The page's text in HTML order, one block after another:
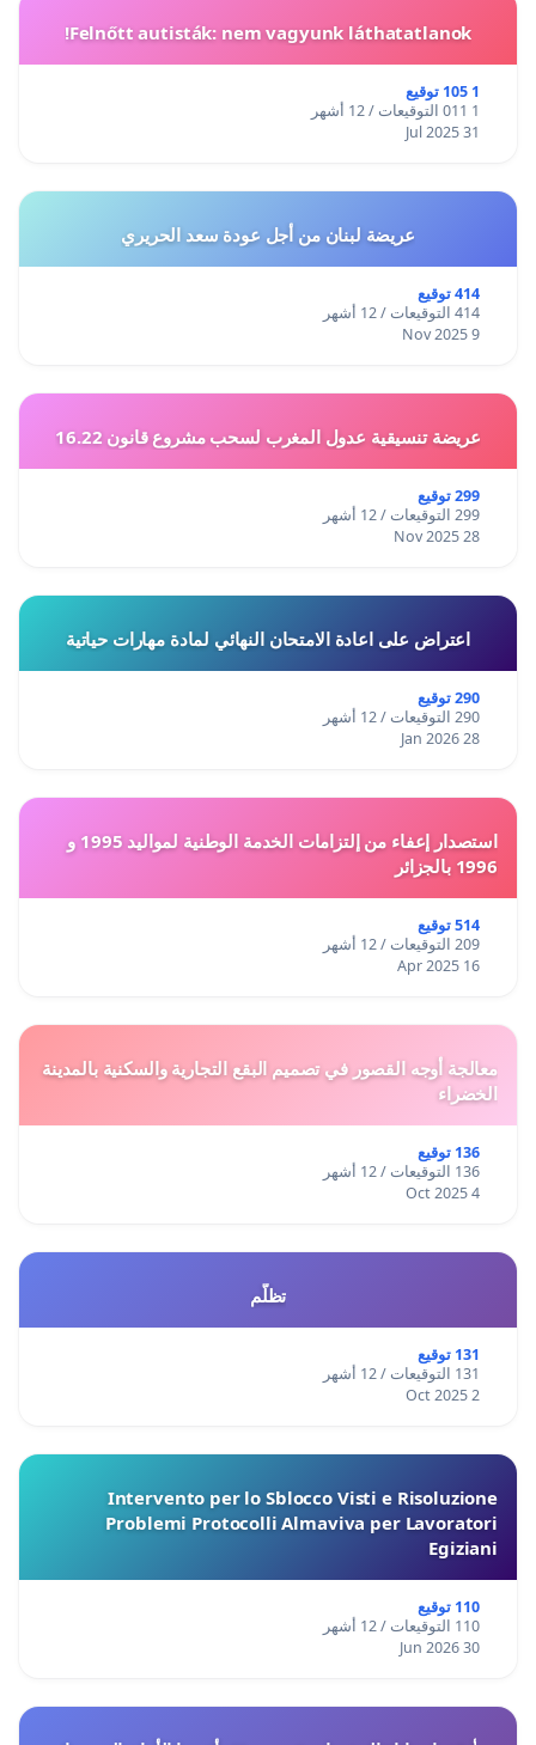
Felnőtt autisták: nem vagyunk láthatatlanok!
1 105 توقيع
1 011 التوقيعات / 12 أشهر
31 Jul 2025
عريضة لبنان من أجل عودة سعد الحريري
414 توقيع
414 التوقيعات / 12 أشهر
9 Nov 2025
عريضة تنسيقية عدول المغرب لسحب مشروع قانون 16.22
299 توقيع
299 التوقيعات / 12 أشهر
28 Nov 2025
اعتراض على اعادة الامتحان النهائي لمادة مهارات حياتية
290 توقيع
290 التوقيعات / 12 أشهر
28 Jan 2026
استصدار إعفاء من إلتزامات الخدمة الوطنية لمواليد 1995 و
1996 بالجزائر
514 توقيع
209 التوقيعات / 12 أشهر
16 Apr 2025
معالجة أوجه القصور في تصميم البقع التجارية والسكنية بالمدينة
الخضراء
136 توقيع
136 التوقيعات / 12 أشهر
4 Oct 2025
تظلّم
131 توقيع
131 التوقيعات / 12 أشهر
2 Oct 2025
Intervento per lo Sblocco Visti e Risoluzione
Problemi Protocolli Almaviva per Lavoratori
Egiziani
110 توقيع
110 التوقيعات / 12 أشهر
30 Jun 2026